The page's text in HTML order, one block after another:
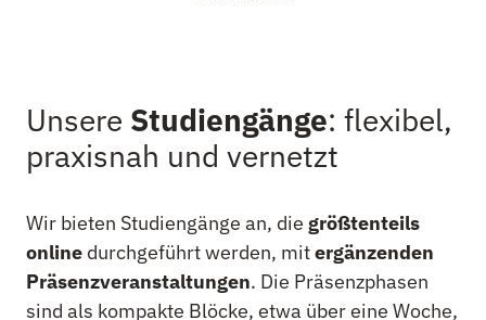
Unsere Studiengänge: flexibel,
praxisnah und vernetzt
Wir bieten Studiengänge an, die größtenteils
online durchgeführt werden, mitergänzenden
Präsenzveranstaltungen. Die Präsenzphasen
sind als kompakte Blöcke, etwa über eine Woche,